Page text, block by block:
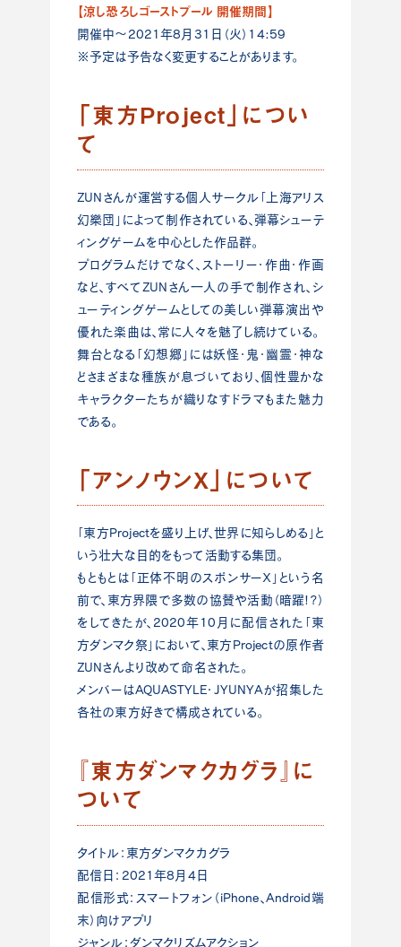
【涼し恐ろしゴーストプール 開催期間】
開催中～2021年8月31日（火）14:59
※予定は予告なく変更することがあります。
「東方Project」につい
て
ZUNさんが運営する個人サークル「上海アリス
幻樂団」によって制作されている、弾幕シューテ
ィングゲームを中心とした作品群。
プログラムだけでなく、ストーリー・作曲・作画
など、すべてZUNさん一人の手で制作され、シ
ューティングゲームとしての美しい弾幕演出や
優れた楽曲は、常に人々を魅了し続けている。
舞台となる「幻想郷」には妖怪・鬼・幽霊・神な
どさまざまな種族が息づいており、個性豊かな
キャラクターたちが織りなすドラマもまた魅力
である。
「アンノウンX」について
「東方Projectを盛り上げ、世界に知らしめる」と
いう壮大な目的をもって活動する集団。
もともとは「正体不明のスポンサーＸ」という名
前で、東方界隈で多数の協賛や活動（暗躍!?）
をしてきたが、2020年10月に配信された「東
方ダンマク祭」において、東方Projectの原作者
ZUNさんより改めて命名された。
メンバーはAQUASTYLE・JYUNYAが招集した
各社の東方好きで構成されている。
『東方ダンマクカグラ』に
ついて
タイトル：東方ダンマクカグラ
配信日：2021年8月4日
配信形式：スマートフォン（iPhone、Android端
末）向けアプリ
ジャンル：ダンマクリズムアクション